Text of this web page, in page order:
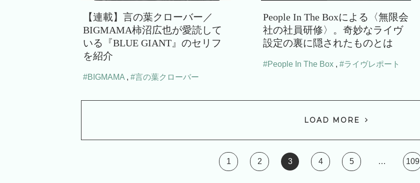
【連載】言の葉クローバー／
BIGMAMA柿沼広也が愛読して
いる『BLUE GIANT』のセリフ
を紹介
#BIGMAMA , #言の葉クローバー
People In The Boxによる〈無限会
社の社員研修〉。奇妙なライヴ
設定の裏に隠されたものとは
#People In The Box , #ライヴレポート
LOAD MORE
1 2 3 4 5 … 109